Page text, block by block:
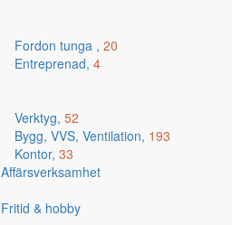
Fordon tunga , 20
Entreprenad, 4
Verktyg, 52
Bygg, VVS, Ventilation, 193
Kontor, 33
Affärsverksamhet
Fritid & hobby